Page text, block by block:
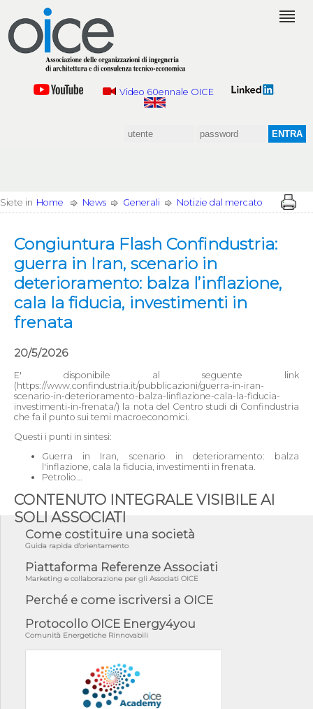
Video 60ennale OICE
Siete in Home News Generali Notizie dal mercato
Congiuntura Flash Confindustria:
guerra in Iran, scenario in
deterioramento: balza l’inflazione,
cala la fiducia, investimenti in
frenata
20/5/2026
E' disponibile al seguente link
(https://www.confindustria.it/pubblicazioni/guerra-in-iran-
scenario-in-deterioramento-balza-linflazione-cala-la-fiducia-
investimenti-in-frenata/) la nota del Centro studi di Confindustria
che fa il punto sui temi macroeconomici.
Questi i punti in sintesi:
Guerra in Iran, scenario in deterioramento: balza
l'inflazione, cala la fiducia, investimenti in frenata.
Petrolio...
CONTENUTO INTEGRALE VISIBILE AI
SOLI ASSOCIATI
Come costituire una società
Guida rapida d'orientamento
Piattaforma Referenze Associati
Marketing e collaborazione per gli Associati OICE
Perché e come iscriversi a OICE
Protocollo OICE Energy4you
Comunità Energetiche Rinnovabili